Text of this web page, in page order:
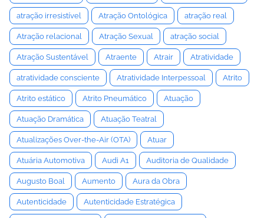
atração irresistível Atração Ontológica atração real
Atração relacional Atração Sexual atração social
Atração Sustentável Atraente Atrair Atratividade
atratividade consciente Atratividade Interpessoal Atrito
Atrito estático Atrito Pneumático Atuação
Atuação Dramática Atuação Teatral
Atualizações Over-the-Air (OTA) Atuar
Atuária Automotiva Audi A1 Auditoria de Qualidade
Augusto Boal Aumento Aura da Obra
Autenticidade Autenticidade Estratégica